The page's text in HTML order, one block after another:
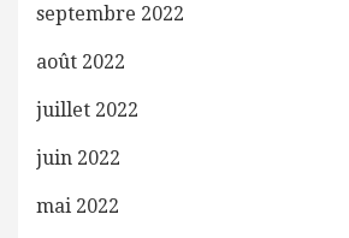
septembre 2022
août 2022
juillet 2022
juin 2022
mai 2022